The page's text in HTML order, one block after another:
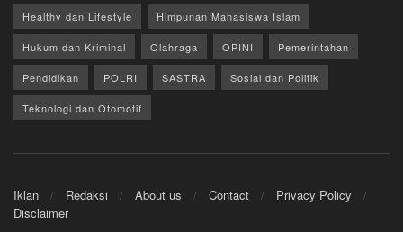
Healthy dan Lifestyle Himpunan Mahasiswa Islam
Hukum dan Kriminal Olahraga OPINI Pemerintahan
Pendidikan POLRI SASTRA Sosial dan Politik
Teknologi dan Otomotif
Iklan Redaksi About us Contact
Privacy Policy
Disclaimer